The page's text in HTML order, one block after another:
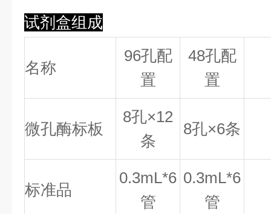
试剂盒组成
名称
96孔配
置
48孔配
置
微孔酶标板
8孔×12
条
8孔×6条
标准品
0.3mL*6
管
0.3mL*6
管